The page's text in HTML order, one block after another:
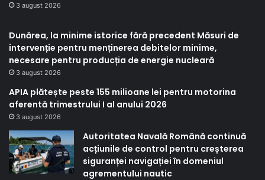
3 august 2026
Dunărea, la minime istorice fără precedent Măsuri de
intervenție pentru menținerea debitelor minime,
necesare pentru producția de energie nucleară
3 august 2026
APIA plătește peste 155 milioane lei pentru motorina
aferentă trimestrului I al anului 2026
3 august 2026
Autoritatea Navală Română continuă
acțiunile de control pentru creșterea
siguranței navigației în domeniul
agrementului nautic